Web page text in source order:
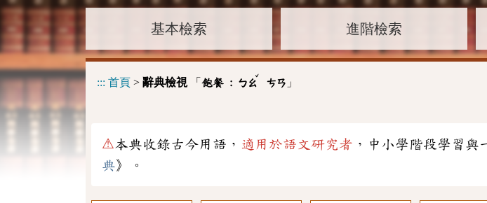
基本檢索 進階檢索
::: 首頁 > 辭典檢視「 飽餐 : ㄅㄠ
ˇ
ㄘㄢ 」
⚠本典收錄古今用語， 適用於語文研究者 ，中小學階段學習與
典》。